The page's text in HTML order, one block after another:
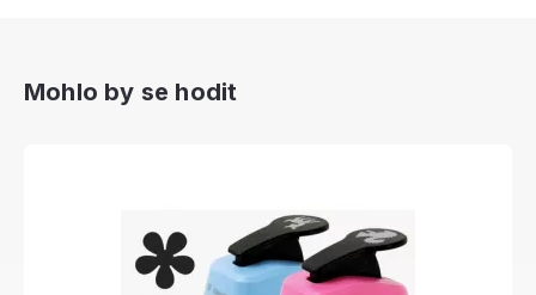
Mohlo by se hodit